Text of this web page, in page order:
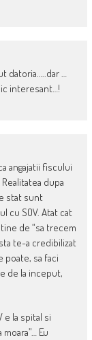
datoria…..dar …
interesant…!
angajatii fiscului
dupa
stat sunt
cu SOV. Atat cat
de “sa trecem
te-a credibilizat
poate, sa faci
de la inceput,
e la spital si
Eu